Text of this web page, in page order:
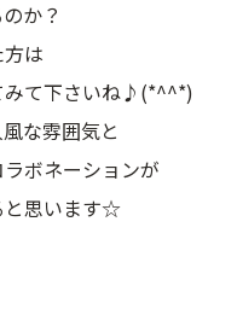
か？
は
みて下さいね♪(*^^*)
な雰囲気と
ボネーションが
と思います☆